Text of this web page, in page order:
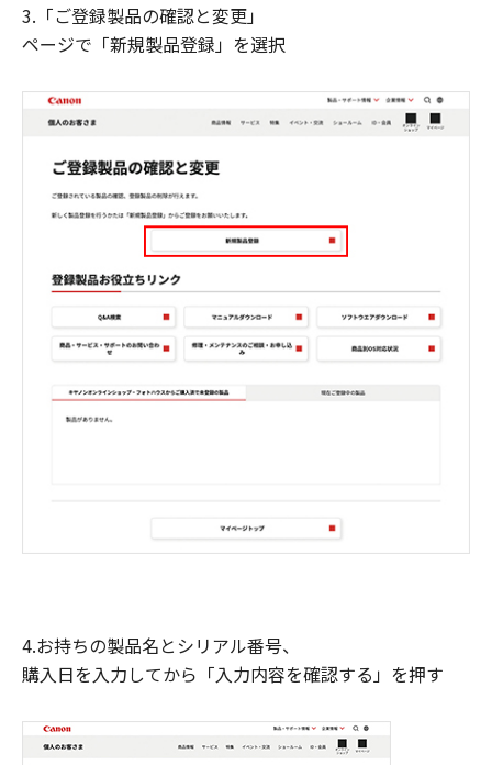
3.「ご登録製品の確認と変更」
ページで「新規製品登録」を選択
4.お持ちの製品名とシリアル番号、
購入日を入力してから「入力内容を確認する」を押す